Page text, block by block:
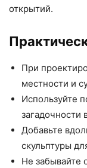
открытий.
При
местности и
Используйте
загадочности
Добавьте
скульптуры
Не забывайте